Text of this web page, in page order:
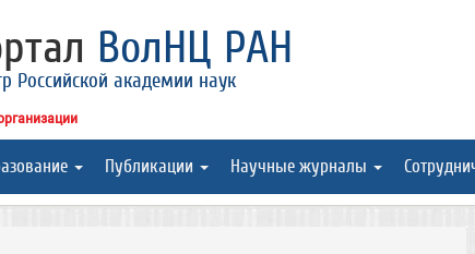
ВолНЦ РАН
Российской академии наук
Публикации Научные журналы